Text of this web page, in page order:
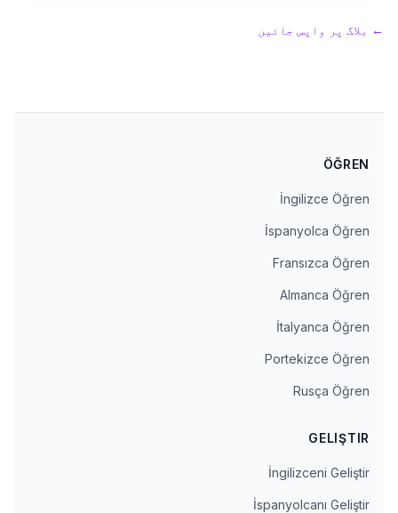
← بلاگ پر واپس جائیں
ÖĞREN
İngilizce Öğren
İspanyolca Öğren
Fransızca Öğren
Almanca Öğren
İtalyanca Öğren
Portekizce Öğren
Rusça Öğren
GELIŞTIR
İngilizceni Geliştir
İspanyolcanı Geliştir